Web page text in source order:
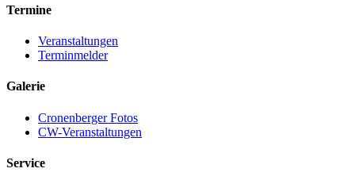
Termine
Veranstaltungen
Terminmelder
Galerie
Cronenberger Fotos
CW-Veranstaltungen
Service